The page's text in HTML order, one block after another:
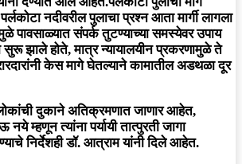
नदीवरील पुलाचा प्रश्न आता मार्गी लागला
पावसाळ्यात संपर्क तुटण्याच्या समस्येवर उपाय
झाले होते, मात्र न्यायालयीन प्रकरणामुळे ते
केस मागे घेतल्याने कामातील अडथळा दूर
दुकाने अतिक्रमणात जाणार आहेत,
नये म्हणून त्यांना पर्यायी तात्पुरती जागा
निर्देशही डॉ. आत्राम यांनी दिले आहेत.